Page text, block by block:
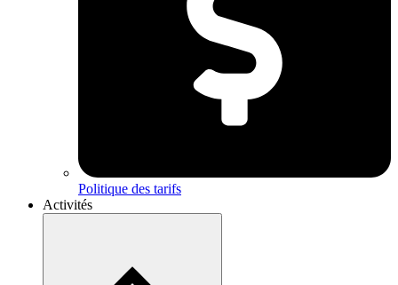
Politique des tarifs
Activités